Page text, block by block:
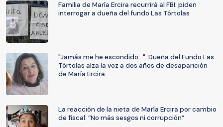
Familia de María Ercira recurrirá al FBI: piden
interrogar a dueña del fundo Las Tórtolas
"Jamás me he escondido...": Dueña del Fundo Las
Tórtolas alza la voz a dos años de desaparición
de María Ercira
La reacción de la nieta de María Ercira por cambio
de fiscal: “No más sesgos ni corrupción”